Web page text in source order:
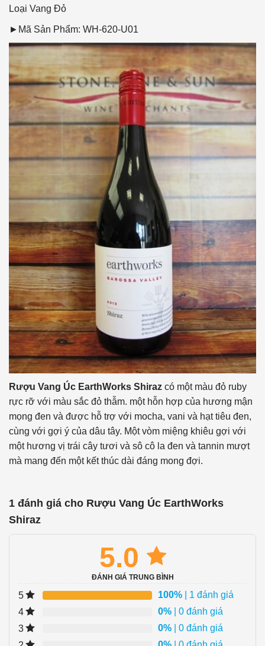
Loại Vang Đỏ
►Mã Sản Phẩm: WH-620-U01
Rượu Vang Úc EarthWorks Shiraz có một màu đỏ ruby ​​
rực rỡ với màu sắc đỏ thẫm. một hỗn hợp của hương mận
mọng đen và được hỗ trợ với mocha, vani và hạt tiêu đen,
cùng với gợi ý của dâu tây. Một vòm miệng khiêu gợi với
một hương vị trái cây tươi và sô cô la đen và tannin mượt
mà mang đến một kết thúc dài đáng mong đợi.
1 đánh giá cho Rượu Vang Úc EarthWorks
Shiraz
5.0
ĐÁNH GIÁ TRUNG BÌNH
5 100% | 1 đánh giá
4
0% | 0 đánh giá
3
0% | 0 đánh giá